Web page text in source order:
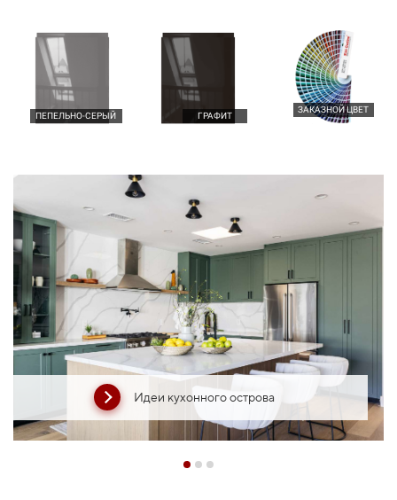
ПЕПЕЛЬНО-СЕРЫЙ ГРАФИТ
ЗАКАЗНОЙ ЦВЕТ
Идеи кухонного острова